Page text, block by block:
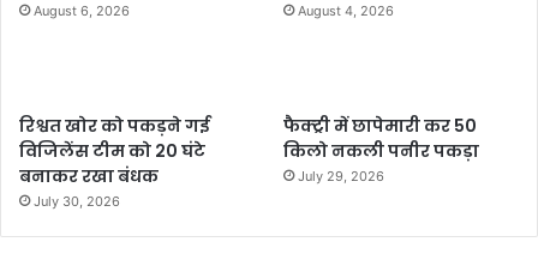
August 6, 2026 August 4, 2026
रिश्वत खोर को पकड़ने गई
विजिलेंस टीम को 20 घंटे
बनाकर रखा बंधक
July 30, 2026
फैक्ट्री में छापेमारी कर 50
किलो नकली पनीर पकड़ा
July 29, 2026